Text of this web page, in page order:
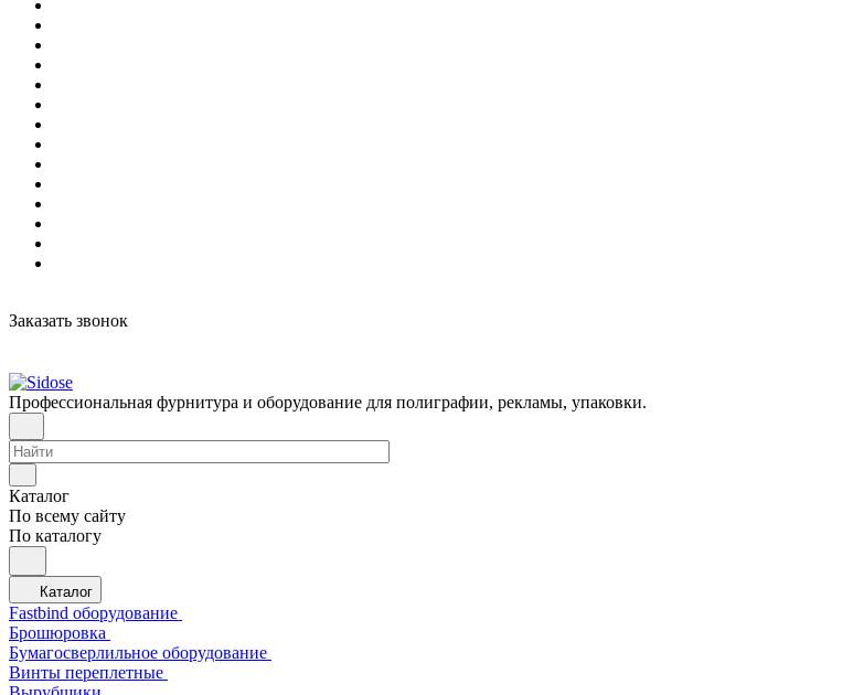
Заказать звонок
Профессиональная фурнитура и оборудование для полиграфии, рекламы, упаковки.
Каталог
По всему сайту
По каталогу
Каталог
Fastbind оборудование
Брошюровка
Бумагосверлильное оборудование
Винты переплетные